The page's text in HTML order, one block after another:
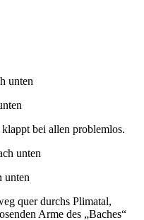
bei allen problemlos.
unten
quer durchs Plimatal,
Arme des „Baches“